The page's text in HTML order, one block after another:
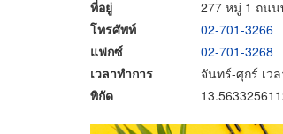
ที่อยู่
277 หมู่ 1 ถนน
โทรศัพท์
02-701-3266
แฟกซ์
02-701-3268
เวลาทำการ
จันทร์-ศุกร์ เว
พิกัด